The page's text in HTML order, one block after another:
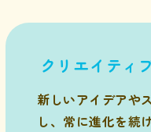
クリエイティ
新しいアイデアや
し、常に進化を続